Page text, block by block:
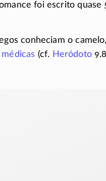
foi escrito quase
conheciam o
(cf. Heródoto